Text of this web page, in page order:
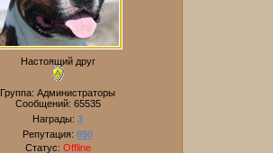
Настоящий друг
Группа: Администраторы
Сообщений: 65535
Награды: 3
Репутация: 890
Статус: Offline